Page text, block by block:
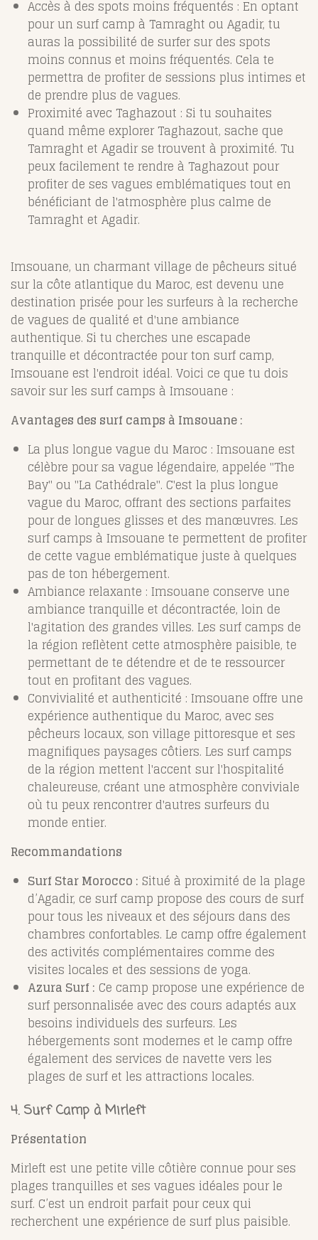
Accès à des spots moins fréquentés : En optant
pour un surf camp à Tamraght ou Agadir, tu
auras la possibilité de surfer sur des spots
moins connus et moins fréquentés. Cela te
permettra de profiter de sessions plus intimes et
de prendre plus de vagues.
Proximité avec Taghazout : Si tu souhaites
quand même explorer Taghazout, sache que
Tamraght et Agadir se trouvent à proximité. Tu
peux facilement te rendre à Taghazout pour
profiter de ses vagues emblématiques tout en
bénéficiant de l'atmosphère plus calme de
Tamraght et Agadir.
Imsouane, un charmant village de pêcheurs situé
sur la côte atlantique du Maroc, est devenu une
destination prisée pour les surfeurs à la recherche
de vagues de qualité et d'une ambiance
authentique. Si tu cherches une escapade
tranquille et décontractée pour ton surf camp,
Imsouane est l'endroit idéal. Voici ce que tu dois
savoir sur les surf camps à Imsouane :
Avantages des surf camps à Imsouane :
La plus longue vague du Maroc : Imsouane est
célèbre pour sa vague légendaire, appelée "The
Bay" ou "La Cathédrale". C'est la plus longue
vague du Maroc, offrant des sections parfaites
pour de longues glisses et des manœuvres. Les
surf camps à Imsouane te permettent de profiter
de cette vague emblématique juste à quelques
pas de ton hébergement.
Ambiance relaxante : Imsouane conserve une
ambiance tranquille et décontractée, loin de
l'agitation des grandes villes. Les surf camps de
la région reflètent cette atmosphère paisible, te
permettant de te détendre et de te ressourcer
tout en profitant des vagues.
Convivialité et authenticité : Imsouane offre une
expérience authentique du Maroc, avec ses
pêcheurs locaux, son village pittoresque et ses
magnifiques paysages côtiers. Les surf camps
de la région mettent l'accent sur l'hospitalité
chaleureuse, créant une atmosphère conviviale
où tu peux rencontrer d'autres surfeurs du
monde entier.
Recommandations
Surf Star Morocco : Situé à proximité de la plage
d’Agadir, ce surf camp propose des cours de surf
pour tous les niveaux et des séjours dans des
chambres confortables. Le camp offre également
des activités complémentaires comme des
visites locales et des sessions de yoga.
Azura Surf : Ce camp propose une expérience de
surf personnalisée avec des cours adaptés aux
besoins individuels des surfeurs. Les
hébergements sont modernes et le camp offre
également des services de navette vers les
plages de surf et les attractions locales.
4. Surf Camp à Mirleft
Présentation
Mirleft est une petite ville côtière connue pour ses
plages tranquilles et ses vagues idéales pour le
surf. C’est un endroit parfait pour ceux qui
recherchent une expérience de surf plus paisible.